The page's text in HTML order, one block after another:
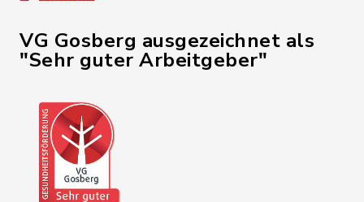
VG Gosberg ausgezeichnet als
"Sehr guter Arbeitgeber"